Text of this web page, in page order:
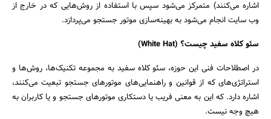
اشاره می‌کنند) متمرکز می‌شود سپس با استفاده از روش‌هایی که در خارج از
وب سایت انجام می‌شود به بهینه‌سازی موتور جستجو می‌پردازد.
سئو کلاه سفید چیست؟ (White Hat)
در اصطلاحات فنی این حوزه، سئو کلاه سفید به مجموعه تکنیک‌ها، روش‌ها و
استراتژی‌های که از قوانین و راهنمایی‌های موتورهای جستجو تبعیت می‌کنند،
اشاره دارد. که این به معنی فریب یا دستکاری موتور‌های جستجو و یا کاربران به
هیچ وجه نیست.